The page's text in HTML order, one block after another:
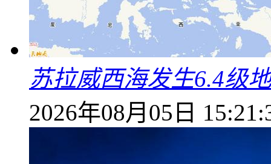
苏拉威西海发生6.4级
2026年08月05日